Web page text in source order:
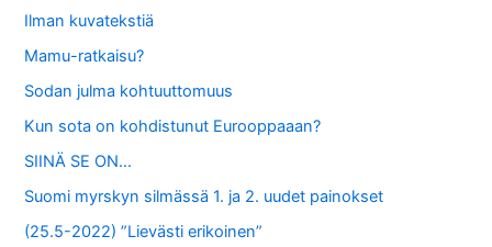
Ilman kuvatekstiä
Mamu-ratkaisu?
Sodan julma kohtuuttomuus
Kun sota on kohdistunut Eurooppaaan?
SIINÄ SE ON…
Suomi myrskyn silmässä 1. ja 2. uudet painokset
(25.5-2022) ”Lievästi erikoinen”